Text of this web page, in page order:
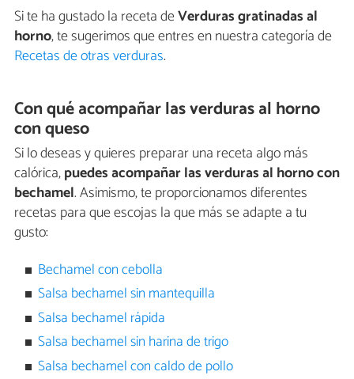
Si te ha gustado la receta deVerduras gratinadas al
horno, te sugerimos que entres en nuestra categoría de
Recetas de otras verduras.
Con qué acompañar las verduras al horno
con queso
Si lo deseas y quieres preparar una receta algo más
calórica,puedes acompañar las verduras al horno con
bechamel. Asimismo, te proporcionamos diferentes
recetas para que escojas la que más se adapte a tu
gusto:
Bechamel con cebolla
Salsa bechamel sin mantequilla
Salsa bechamel rápida
Salsa bechamel sin harina de trigo
Salsa bechamel con caldo de pollo